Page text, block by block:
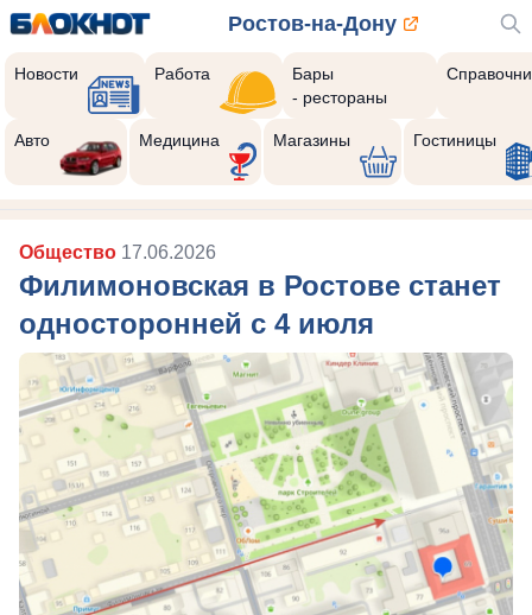
Ростов-на-Дону
Новости Работа
Бары
- рестораны
Авто Медицина Магазины Гостиницы
Общество 17.06.2026
Филимоновская в Ростове станет
односторонней с 4 июля